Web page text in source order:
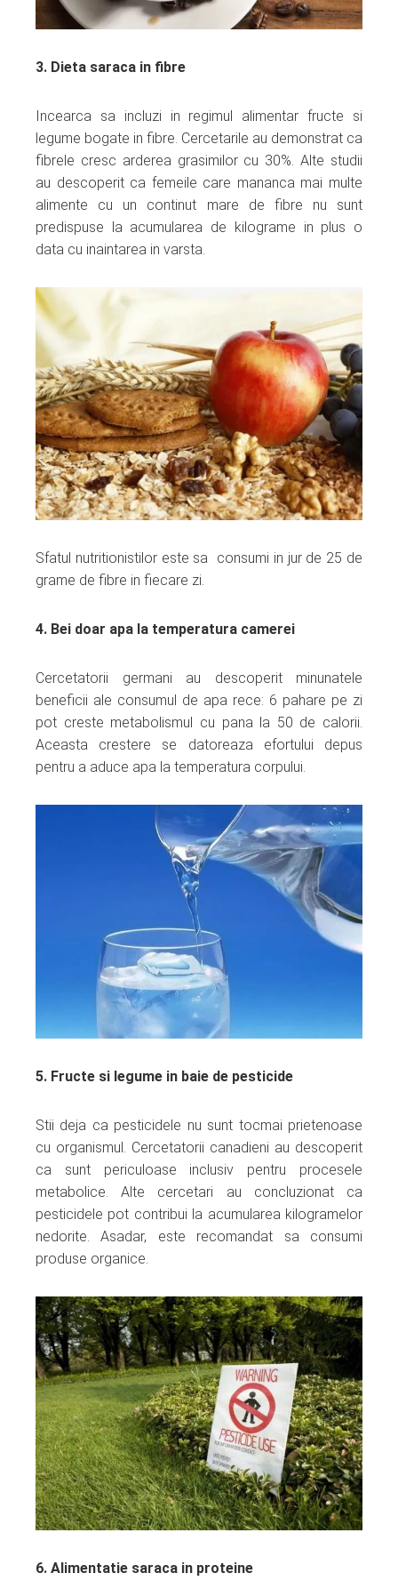
3. Dieta saraca in fibre
Incearca sa incluzi in regimul alimentar fructe si
legume bogate in fibre. Cercetarile au demonstrat ca
fibrele cresc arderea grasimilor cu 30%. Alte studii
au descoperit ca femeile care mananca mai multe
alimente cu un continut mare de fibre nu sunt
predispuse la acumularea de kilograme in plus o
data cu inaintarea in varsta.
Sfatul nutritionistilor este sa consumi in jur de 25 de
grame de fibre in fiecare zi.
4. Bei doar apa la temperatura camerei
Cercetatorii germani au descoperit minunatele
beneficii ale consumul de apa rece: 6 pahare pe zi
pot creste metabolismul cu pana la 50 de calorii.
Aceasta crestere se datoreaza efortului depus
pentru a aduce apa la temperatura corpului.
5. Fructe si legume in baie de pesticide
Stii deja ca pesticidele nu sunt tocmai prietenoase
cu organismul. Cercetatorii canadieni au descoperit
ca sunt periculoase inclusiv pentru procesele
metabolice. Alte cercetari au concluzionat ca
pesticidele pot contribui la acumularea kilogramelor
nedorite. Asadar, este recomandat sa consumi
produse organice.
6. Alimentatie saraca in proteine